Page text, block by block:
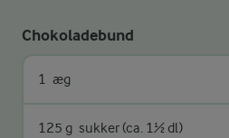
Chokoladebund
1 æg
125 g sukker (ca. 1½ dl)